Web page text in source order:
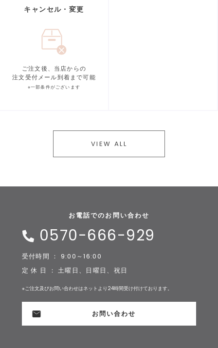
キャンセル・変更
ご注文後、当店からの
注文受付メール到着まで可能
※一部条件がございます
VIEW ALL
お電話でのお問い合わせ
0570-666-929
受付時間 ： 9:00～16:00
定 休 日 ： 土曜日、日曜日、祝日
※ご注文及びお問い合わせはネットより24時間受け付けております。
お問い合わせ